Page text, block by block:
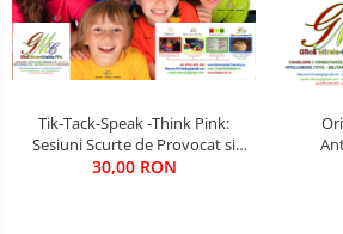
Tik-Tack-Speak -Think Pink:
Sesiuni Scurte de Provocat si
Antrenat Inteligenta,
30,00 RON